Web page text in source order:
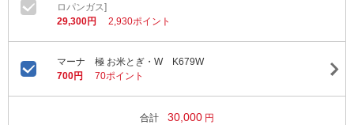
ロパンガス]
29,300円
2,930ポイント
マーナ 極 お米とぎ・W K679W
700円
70ポイント
合計 30,000 円